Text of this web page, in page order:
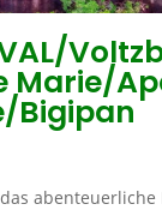
Marie/
Bigipan